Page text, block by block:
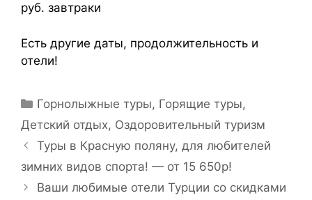
руб. завтраки
Есть другие даты, продолжительность и
отели!
Горнолыжные туры, Горящие туры,
Детский отдых, Оздоровительный туризм
Туры в Красную поляну, для любителей
зимних видов спорта! — от 15 650р!
Ваши любимые отели Турции со скидками